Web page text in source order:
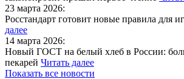
23 марта 2026:
Росстандарт готовит новые правила для
далее
14 марта 2026:
Новый ГОСТ на белый хлеб в России:
пекарей Читать далее
Показать все новости